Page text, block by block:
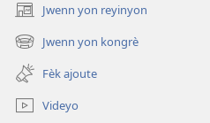
Jwenn yon reyinyon
(opens
new
window)
Jwenn yon kongrè
(opens
new
window)
Fèk ajoute
Videyo